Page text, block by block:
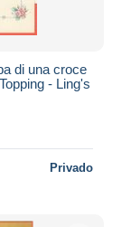
di una croce
- Ling's
Privado